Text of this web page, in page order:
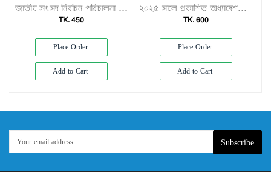
জাতীয় সংসদ নির্বাচন পরিচালনা ম্যানুয়েল"
TK. 450
Place Order
Add to Cart
২০২৫ সালে প্রকাশিত অধ্যাদেশসমূহ (অধ্যাদেশ ১–৮০)"
TK. 600
Place Order
Add to Cart
Subscribe